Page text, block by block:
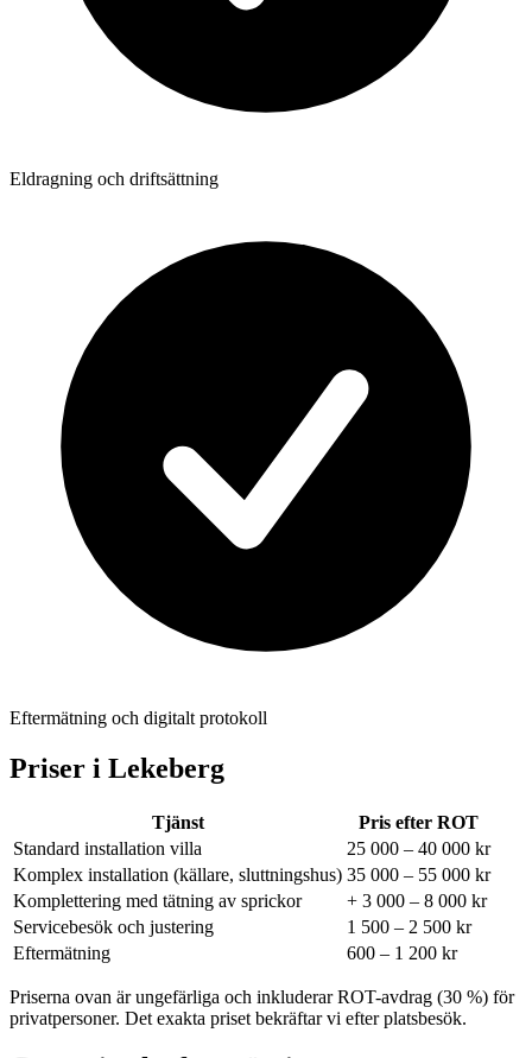
Eldragning och driftsättning
Eftermätning och digitalt protokoll
Priser i Lekeberg
Tjänst
Pris efter ROT
Standard installation villa
25 000 – 40 000 kr
Komplex installation (källare, sluttningshus) 35 000 – 55 000 kr
Komplettering med tätning av sprickor
+ 3 000 – 8 000 kr
Servicebesök och justering
1 500 – 2 500 kr
Eftermätning
600 – 1 200 kr
Priserna ovan är ungefärliga och inkluderar ROT-avdrag (30 %) för
privatpersoner. Det exakta priset bekräftar vi efter platsbesök.